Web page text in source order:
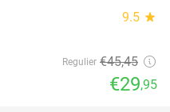
9.5 star
Regulier €45,45
€29,95